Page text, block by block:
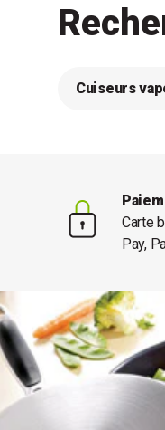
Cuiseurs
Carte
Pay,